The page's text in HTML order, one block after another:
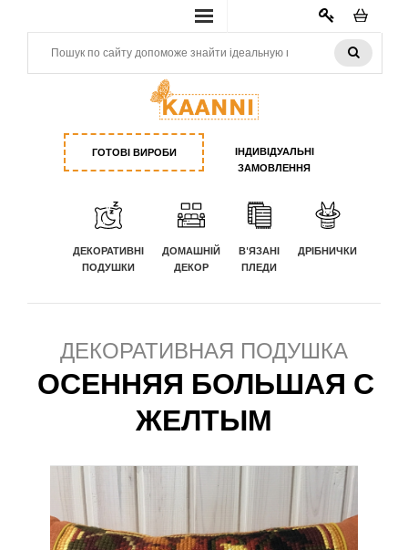
КАБИНЕТ
ГОТОВІ ВИРОБИ
ІНДИВІДУАЛЬНІ
ЗАМОВЛЕННЯ
ДЕКОРАТИВНІ
ПОДУШКИ
ДОМАШНІЙ
ДЕКОР
В'ЯЗАНІ
ПЛЕДИ
ДРІБНИЧКИ
ДЕКОРАТИВНАЯ ПОДУШКА
ОСЕННЯЯ БОЛЬШАЯ С
ЖЕЛТЫМ